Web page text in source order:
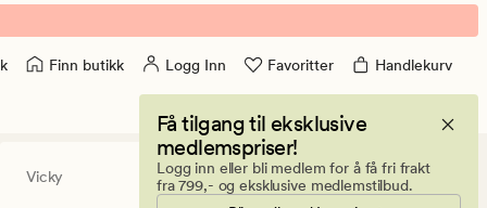
Finn butikk Logg Inn Favoritter Handlekurv
Få tilgang til eksklusive
medlemspriser!
Logg inn eller bli medlem for å få fri frakt
fra 799,- og eksklusive medlemstilbud.
Vicky
20
anmeldelser
4.5 (20)